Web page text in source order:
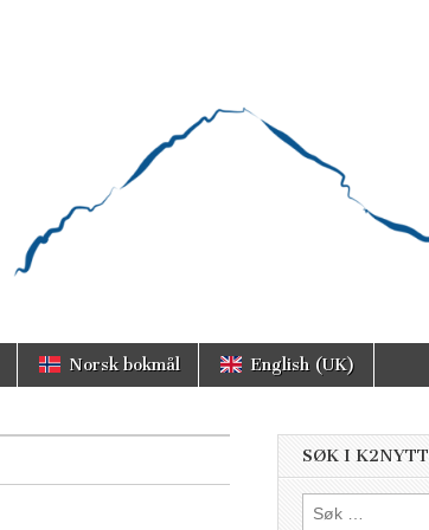
Norsk bokmål English (UK)
SØK I K2NYTT
Søk